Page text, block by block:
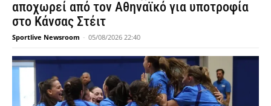
αποχωρεί από τον Αθηναϊκό για υποτροφία
στο Κάνσας Στέιτ
Sportlive Newsroom - 05/08/2026 22:40